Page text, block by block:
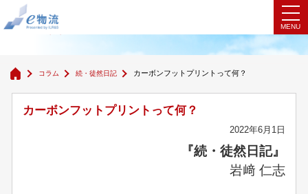
続・徒然日記
コラム 続・徒然日記 カーボンフットプリントって何？
カーボンフットプリントって何？
2022年6月1日
『続・徒然日記』
岩﨑 仁志